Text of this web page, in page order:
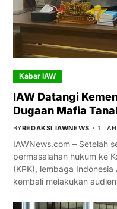
Kabar IAW
IAW Datangi
Dugaan Mafia
BYREDAKSI IAWNEWS 1
IAWNews.com – Setelah
permasalahan hukum ke
(KPK), lembaga
kembali melakukan